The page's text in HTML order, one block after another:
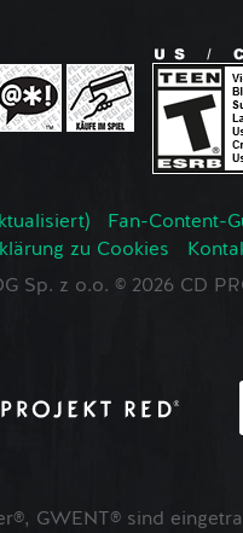
Fan-Content-
zu Cookies
Sp. z o.o. © 2026 CD
GWENT® sind